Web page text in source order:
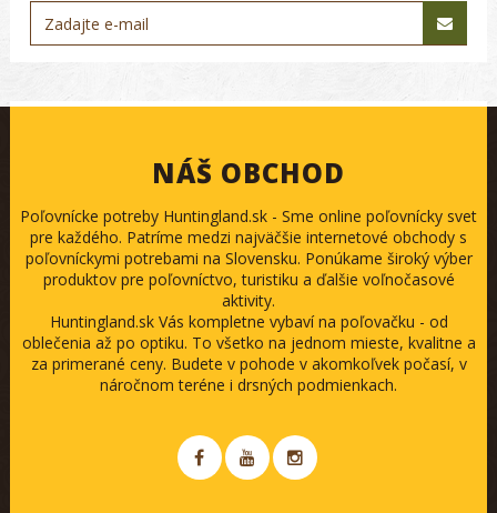
NÁŠ OBCHOD
Poľovnícke potreby Huntingland.sk - Sme online poľovnícky svet
pre každého. Patríme medzi najväčšie internetové obchody s
poľovníckymi potrebami na Slovensku. Ponúkame široký výber
produktov pre poľovníctvo, turistiku a ďalšie voľnočasové
aktivity.
Huntingland.sk Vás kompletne vybaví na poľovačku - od
oblečenia až po optiku. To všetko na jednom mieste, kvalitne a
za primerané ceny. Budete v pohode v akomkoľvek počasí, v
náročnom teréne i drsných podmienkach.